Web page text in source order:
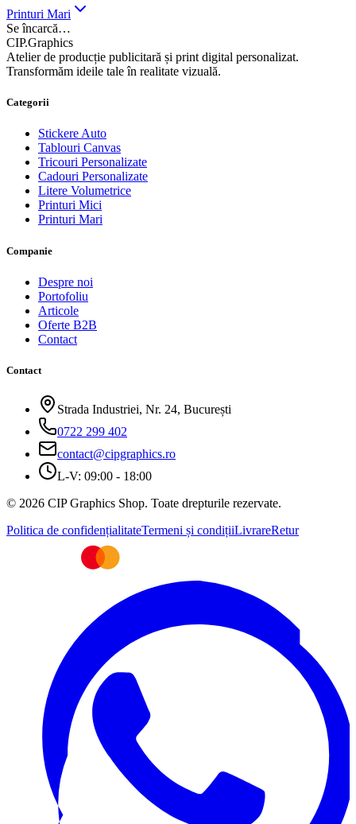
Printuri Mari
Se încarcă…
CIP.Graphics
Atelier de producție publicitară și print digital personalizat.
Transformăm ideile tale în realitate vizuală.
Categorii
Stickere Auto
Tablouri Canvas
Tricouri Personalizate
Cadouri Personalizate
Litere Volumetrice
Printuri Mici
Printuri Mari
Companie
Despre noi
Portofoliu
Articole
Oferte B2B
Contact
Contact
Strada Industriei, Nr. 24, București
0722 299 402
contact@cipgraphics.ro
L-V: 09:00 - 18:00
© 2026 CIP Graphics Shop. Toate drepturile rezervate.
Politica de confidențialitateTermeni și condițiiLivrareRetur